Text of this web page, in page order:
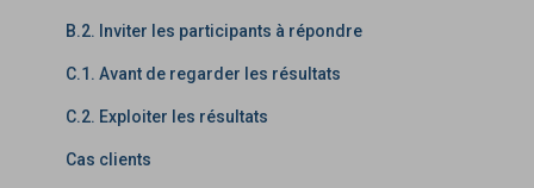
B.2. Inviter les participants à répondre
C.1. Avant de regarder les résultats
C.2. Exploiter les résultats
Cas clients